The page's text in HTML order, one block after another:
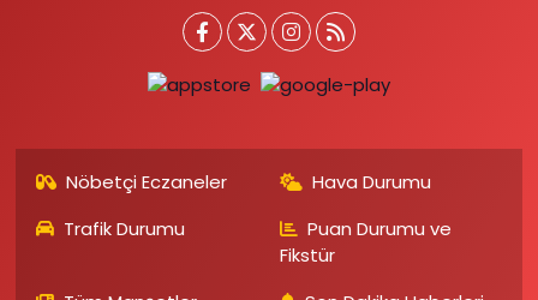
Nöbetçi Eczaneler
Hava Durumu
Trafik Durumu
Puan Durumu ve
Fikstür